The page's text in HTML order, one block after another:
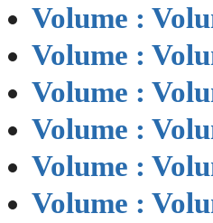
Volume :
Volume :
Volume :
Volume :
Volume :
Volume :